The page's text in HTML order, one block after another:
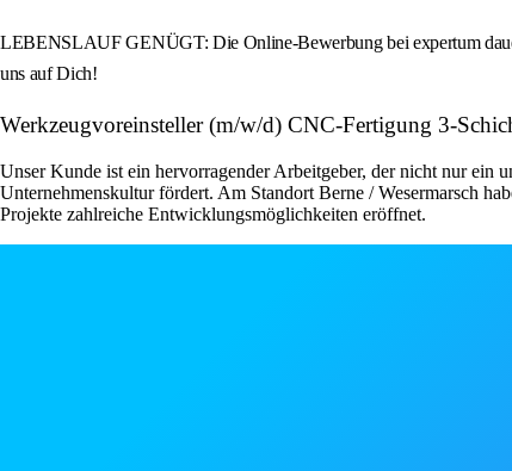
LEBENSLAUF GENÜGT: Die Online-Bewerbung bei expertum
uns auf Dich!
Werkzeugvoreinsteller (m/w/d) CNC-Fertigung 3-
Unser Kunde ist ein hervorragender Arbeitgeber, der nicht nur ein
Unternehmenskultur fördert. Am Standort Berne / Wesermarsch
Projekte zahlreiche Entwicklungsmöglichkeiten eröffnet.